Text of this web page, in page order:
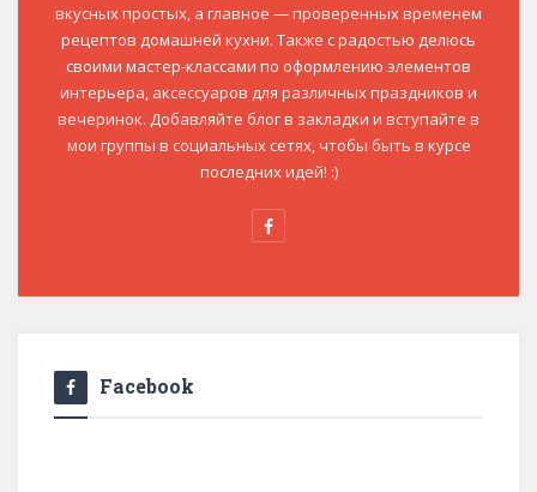
вкусных простых, а главное — проверенных временем
рецептов домашней кухни. Также с радостью делюсь
своими мастер-классами по оформлению элементов
интерьера, аксессуаров для различных праздников и
вечеринок. Добавляйте блог в закладки и вступайте в
мои группы в социальных сетях, чтобы быть в курсе
последних идей! :)
Facebook